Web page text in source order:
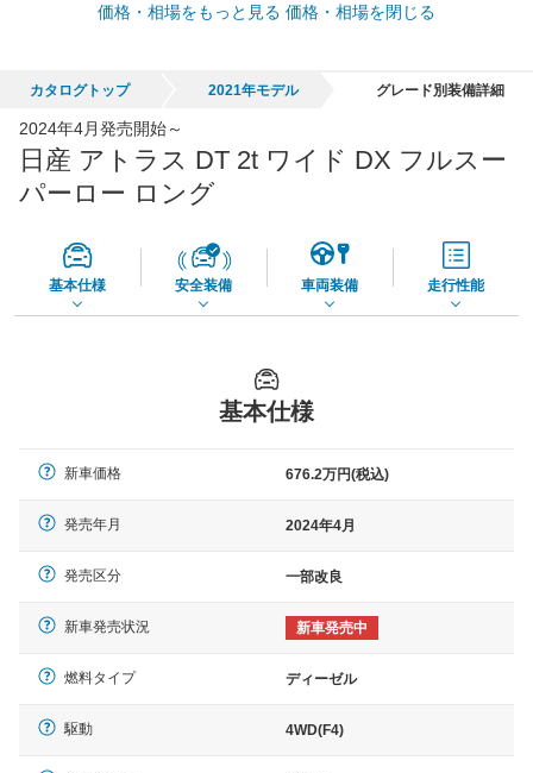
車買取価格 *
車買取相場
全国平均の車検価格 *
- 円
*当該価格は車種別の価格となります。
価格・相場をもっと見る 価格・相場を閉じる
カタログトップ 2021年モデル グレード別装備詳細
2024年4月発売開始～
日産 アトラス DT 2t ワイド DX フルスー
パーロー ロング
基本仕様 安全装備 車両装備 走行性能
基本仕様
新車価格 676.2万円(税込)
発売年月 2024年4月
発売区分 一部改良
新車発売状況 新車発売中
燃料タイプ ディーゼル
駆動 4WD(F4)